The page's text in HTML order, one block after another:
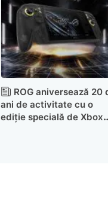
ROG aniversează 20
ani de activitate cu o
ediție specială de Xbox